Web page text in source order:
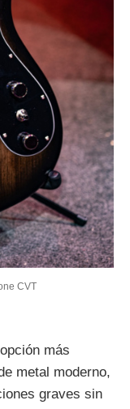
CVT
más
metal moderno,
graves sin